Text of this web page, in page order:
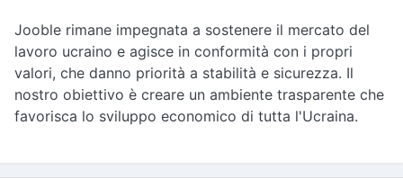
Jooble rimane impegnata a sostenere il mercato del
lavoro ucraino e agisce in conformità con i propri
valori, che danno priorità a stabilità e sicurezza. Il
nostro obiettivo è creare un ambiente trasparente che
favorisca lo sviluppo economico di tutta l'Ucraina.